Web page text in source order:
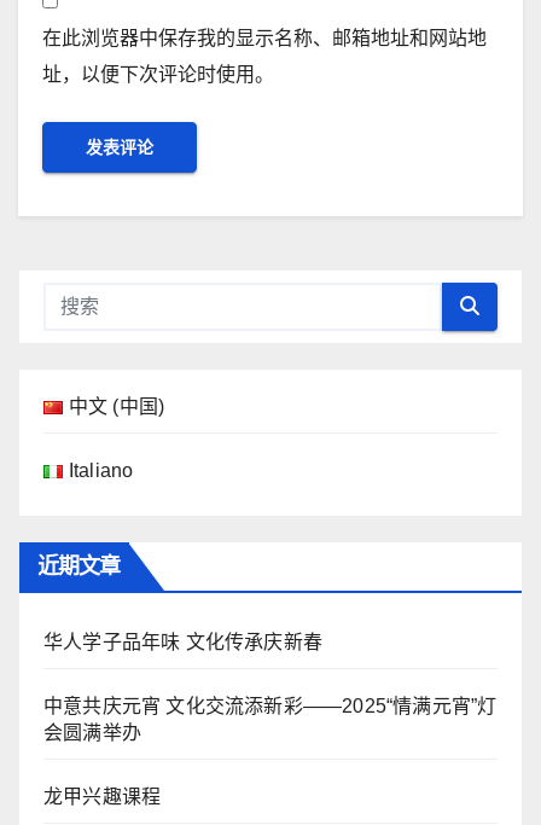
在此浏览器中保存我的显示名称、邮箱地址和网站地
址，以便下次评论时使用。
中文 (中国)
Italiano
近期文章
华人学子品年味 文化传承庆新春
中意共庆元宵 文化交流添新彩——2025“情满元宵”灯
会圆满举办
龙甲兴趣课程